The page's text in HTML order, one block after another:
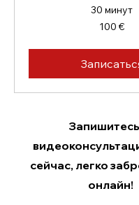
30 минут
100 €
сейчас, легко
онлайн!